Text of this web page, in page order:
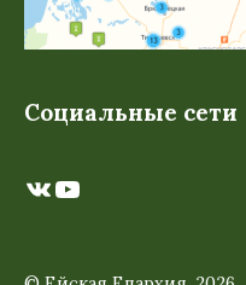
Социальные сети
ВКонтакте
YouTube